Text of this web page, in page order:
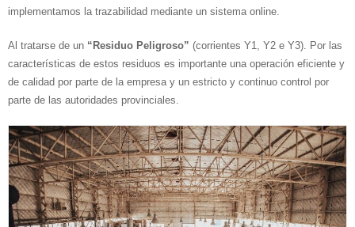
implementamos la trazabilidad mediante un sistema online.
Al tratarse de un “Residuo Peligroso” (corrientes Y1, Y2 e Y3). Por las
características de estos residuos es importante una operación eficiente y
de calidad por parte de la empresa y un estricto y continuo control por
parte de las autoridades provinciales.